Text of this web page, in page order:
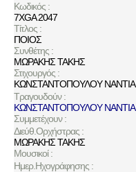
Κωδικός :
7XGA 2047
Τίτλος :
ΠΟΙΟΣ
Συνθέτης :
ΜΩΡΑΚΗΣ ΤΑΚΗΣ
Στιχουργός :
ΚΩΝΣΤΑΝΤΟΠΟΥΛΟΥ ΝΑΝΤΙΑ
Τραγουδούν :
ΚΩΝΣΤΑΝΤΟΠΟΥΛΟΥ ΝΑΝΤΙΑ
Συμμετέχουν :
Διεύθ.Ορχήστρας :
ΜΩΡΑΚΗΣ ΤΑΚΗΣ
Μουσικοί :
Ημερ.Ηχογράφησης :